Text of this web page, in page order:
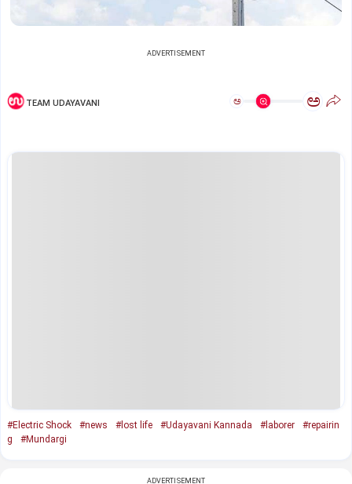
ADVERTISEMENT
TEAM UDAYAVANI ಅ ಅ
#Electric Shock #news #lost life #Udayavani Kannada #laborer
#repairin
g
#Mundargi
ADVERTISEMENT